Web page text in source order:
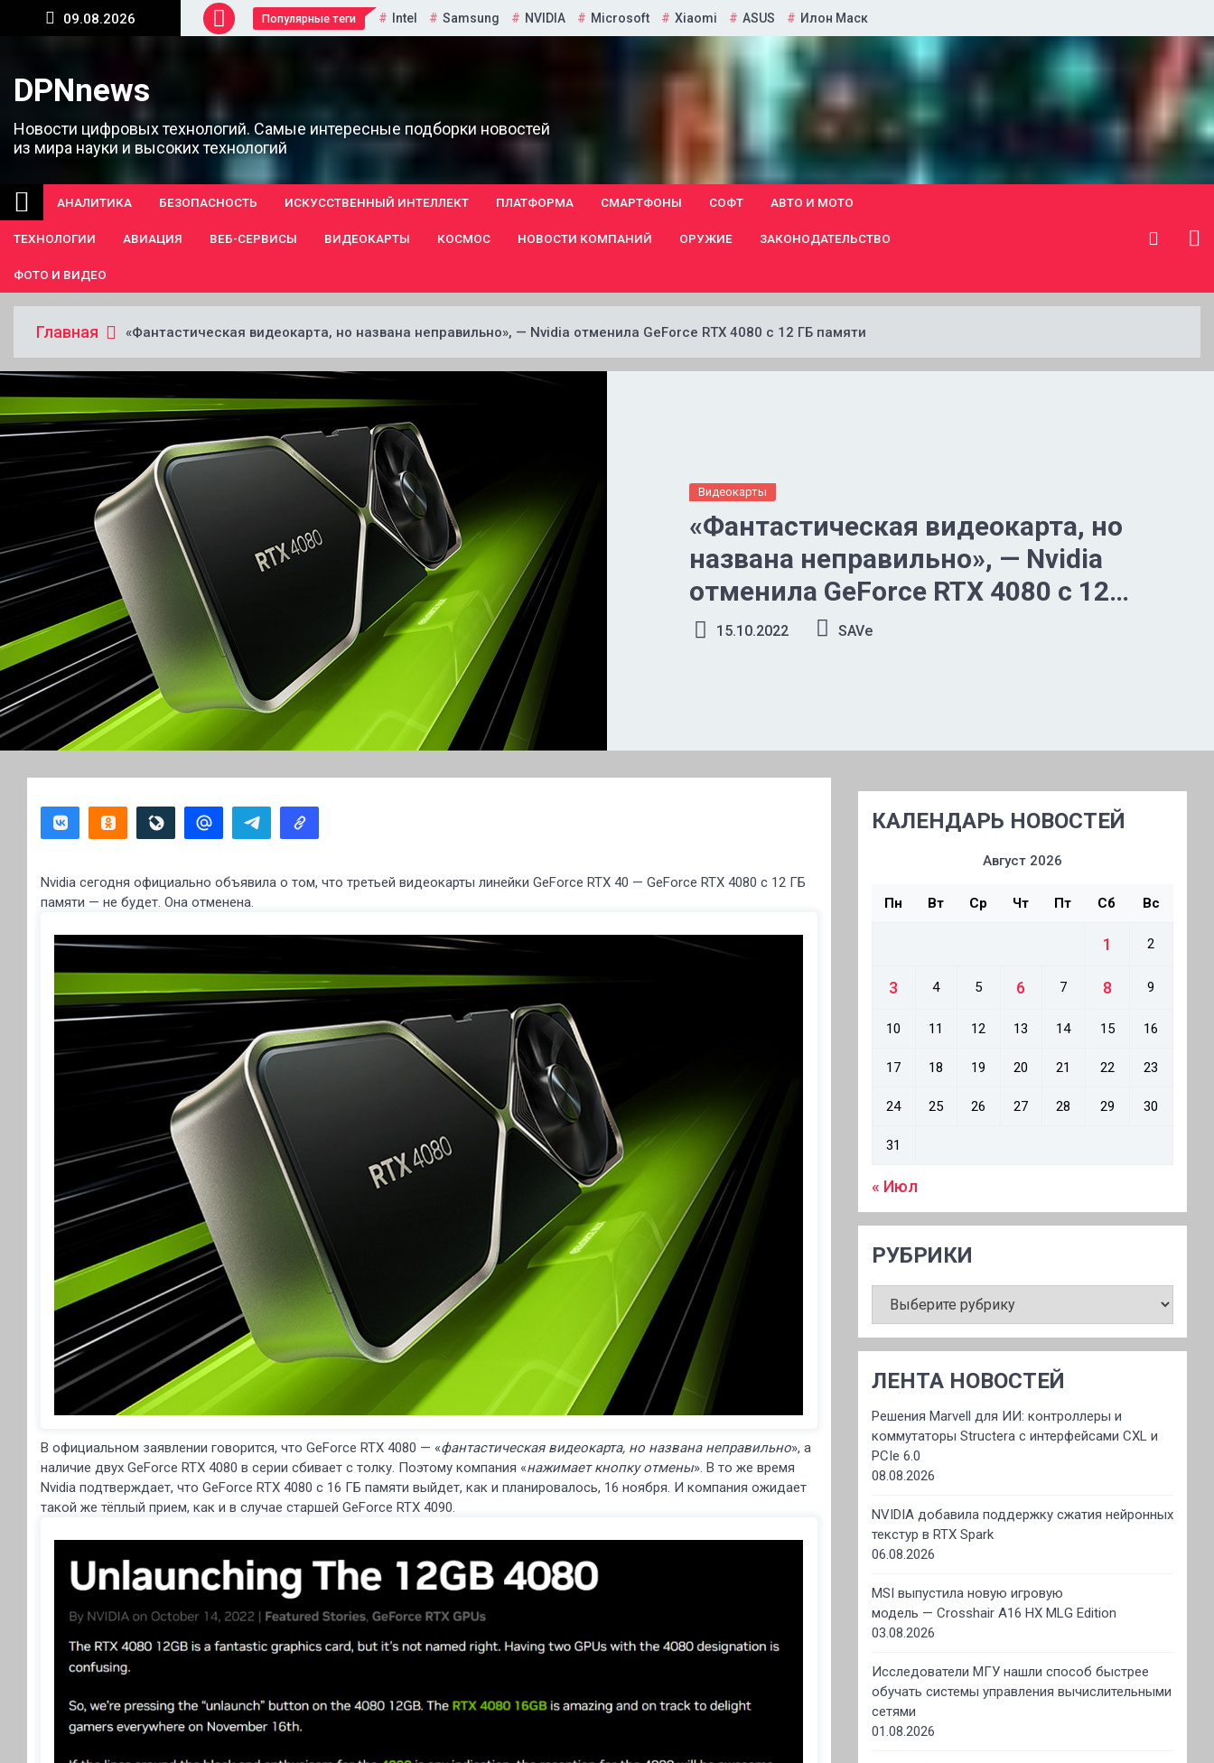
Перейти
09.08.2026 Популярные теги Intel Samsung NVIDIA Microsoft Xiaomi ASUS Илон Маск
DPNnews
Новости цифровых технологий. Самые интересные подборки новостей
из мира науки и высоких технологий
АНАЛИТИКА БЕЗОПАСНОСТЬ ИСКУССТВЕННЫЙ ИНТЕЛЛЕКТ ПЛАТФОРМА СМАРТФОНЫ СОФТ АВТО И МОТО
ТЕХНОЛОГИИ АВИАЦИЯ ВЕБ-СЕРВИСЫ ВИДЕОКАРТЫ КОСМОС НОВОСТИ КОМПАНИЙ ОРУЖИЕ ЗАКОНОДАТЕЛЬСТВО
ФОТО И ВИДЕО
Главная «Фантастическая видеокарта, но названа неправильно», — Nvidia отменила GeForce RTX 4080 с 12 ГБ памяти
Видеокарты
«Фантастическая видеокарта, но
названа неправильно», — Nvidia
отменила GeForce RTX 4080 с 12
ГБ памяти
15.10.2022 SAVe
Nvidia сегодня официально объявила о том, что третьей видеокарты линейки GeForce RTX 40 — GeForce RTX 4080 с 12 ГБ
памяти — не будет. Она отменена.
В официальном заявлении говорится, что GeForce RTX 4080 — «фантастическая видеокарта, но названа неправильно», а
наличие двух GeForce RTX 4080 в серии сбивает с толку. Поэтому компания «нажимает кнопку отмены». В то же время
Nvidia подтверждает, что GeForce RTX 4080 с 16 ГБ памяти выйдет, как и планировалось, 16 ноября. И компания ожидает
такой же тёплый прием, как и в случае старшей GeForce RTX 4090.
КАЛЕНДАРЬ НОВОСТЕЙ
Август 2026
Пн Вт Ср Чт Пт Сб Вс
1 2
3 4 5 6 7 8 9
10 11 12 13 14 15 16
17 18 19 20 21 22 23
24 25 26 27 28 29 30
31
« Июл
РУБРИКИ
ЛЕНТА НОВОСТЕЙ
Решения Marvell для ИИ: контроллеры и
коммутаторы Structera с интерфейсами CXL и
PCIe 6.0
08.08.2026
NVIDIA добавила поддержку сжатия нейронных
текстур в RTX Spark
06.08.2026
MSI выпустила новую игровую
модель — Crosshair A16 HX MLG Edition
03.08.2026
Исследователи МГУ нашли способ быстрее
обучать системы управления вычислительными
сетями
01.08.2026